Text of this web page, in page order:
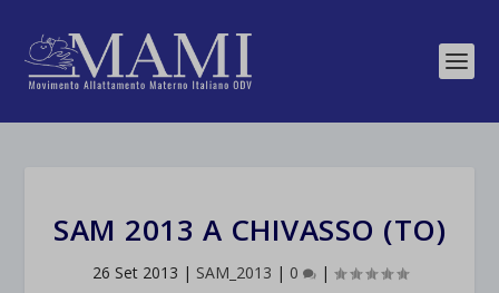
SAM 2013 A CHIVASSO (TO)
26 Set 2013 | SAM_2013 | 0 |